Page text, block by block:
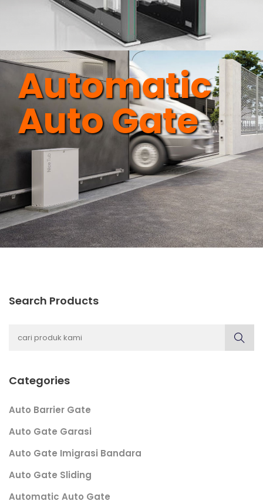
Automatic
Auto Gate
Search Products
Categories
Auto Barrier Gate
Auto Gate Garasi
Auto Gate Imigrasi Bandara
Auto Gate Sliding
Automatic Auto Gate